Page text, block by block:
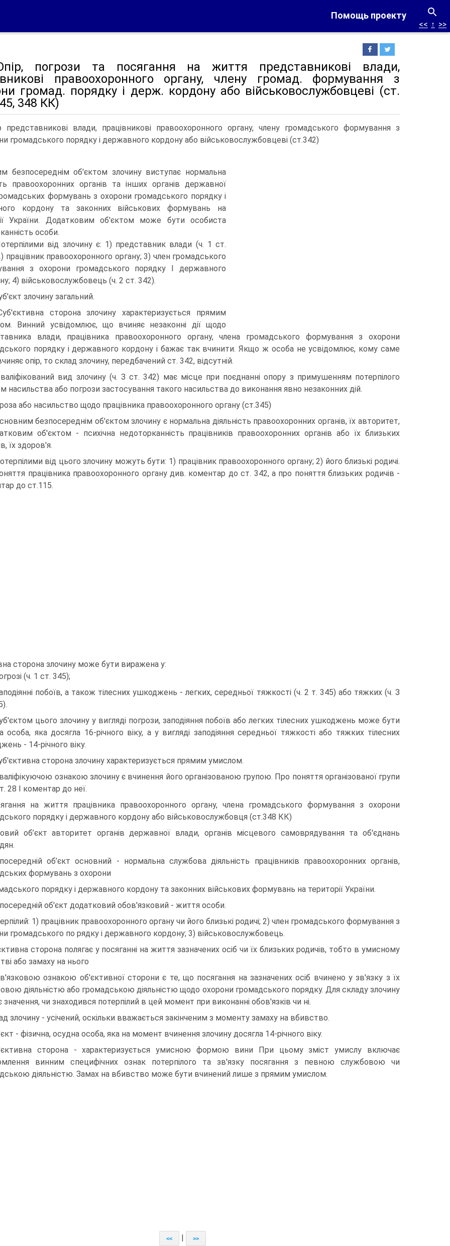
Помощь проекту
<< ↑ >>
погрози та посягання на життя представникові влади,
правоохоронного органу, члену громад. формування з
громад. порядку і держ. кордону або військовослужбовцеві (ст.
348 КК)
представникові влади, працівникові правоохоронного органу, члену громадського формування з
громадського порядку і державного кордону або військовослужбовцеві (ст.342)
безпосереднім об'єктом злочину виступає нормальна
правоохоронних органів та інших органів державної
формувань з охорони громадського порядку і
кордону та законних військових формувань на
України. Додатковим об'єктом може бути особиста
особи.
від злочину є: 1) представник влади (ч. 1 ст.
працівник правоохоронного органу; 3) член громадського
з охорони громадського порядку І державного
4) військовослужбовець (ч. 2 ст. 342).
злочину загальний.
сторона злочину характеризується прямим
Винний усвідомлює, що вчиняє незаконні дії щодо
влади, працівника правоохоронного органу, члена громадського формування з охорони
порядку і державного кордону і бажає так вчинити. Якщо ж особа не усвідомлює, кому саме
опір, то склад злочину, передбачений ст. 342, відсутній.
вид злочину (ч. З ст. 342) має місце при поєднанні опору з примушенням потерпілого
насильства або погрози застосування такого насильства до виконання явно незаконних дій.
або насильство щодо працівника правоохоронного органу (ст.345)
безпосереднім об'єктом злочину є нормальна діяльність правоохоронних органів, їх авторитет,
об'єктом - психічна недоторканність працівників правоохоронних органів або їх близьких
їх здоров'я.
від цього злочину можуть бути: 1) працівник правоохоронного органу; 2) його близькі родичі.
працівника правоохоронного органу див. коментар до ст. 342, а про поняття близьких родичів -
до ст.115.
сторона злочину може бути виражена у:
(ч. 1 ст. 345);
побоїв, а також тілесних ушкоджень - легких, середньої тяжкості (ч. 2 т. 345) або тяжких (ч. З
цього злочину у вигляді погрози, заподіяння побоїв або легких тілесних ушкоджень може бути
особа, яка досягла 16-річного віку, а у вигляді заподіяння середньої тяжкості або тяжких тілесних
- 14-річного віку.
сторона злочину характеризується прямим умислом.
ознакою злочину є вчинення його організованою групою. Про поняття організованої групи
28 І коментар до неї.
на життя працівника правоохоронного органу, члена громадського формування з охорони
порядку і державного кордону або військовослужбовця (ст.348 КК)
об’єкт авторитет органів державної влади, органів місцевого самоврядування та об'єднань
об’єкт основний - нормальна службова діяльність працівників правоохоронних органів,
формувань з охорони
порядку і державного кордону та законних військових формувань на території України.
об'єкт додатковий обов'язковий - життя особи.
1) працівник правоохоронного органу чи його близькі родичі; 2) член громадського формування з
громадського по рядку і державного кордону; 3) військовослужбовець.
сторона полягає у посяганні на життя зазначених осіб чи їх близьких родичів, тобто в умисному
або замаху на нього
ознакою об'єктивної сторони є те, що посягання на зазначених осіб вчинено у зв'язку з їх
діяльністю або громадською діяльністю щодо охорони громадського порядку. Для складу злочину
значення, чи знаходився потерпілий в цей момент при виконанні обов'язків чи ні.
злочину - усічений, оскільки вважається закінченим з моменту замаху на вбивство.
- фізична, осудна особа, яка на момент вчинення злочину досягла 14-річного віку.
сторона - характеризується умисною формою вини При цьому зміст умислу включає
винним специфічних ознак потерпілого та зв'язку посягання з певною службовою чи
діяльністю. Замах на вбивство може бути вчинений лише з прямим умислом.
<< >>